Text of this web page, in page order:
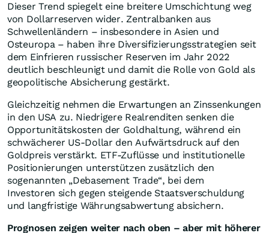
Dieser Trend spiegelt eine breitere Umschichtung weg
von Dollarreserven wider. Zentralbanken aus
Schwellenländern – insbesondere in Asien und
Osteuropa – haben ihre Diversifizierungsstrategien seit
dem Einfrieren russischer Reserven im Jahr 2022
deutlich beschleunigt und damit die Rolle von Gold als
geopolitische Absicherung gestärkt.
Gleichzeitig nehmen die Erwartungen an Zinssenkungen
in den USA zu. Niedrigere Realrenditen senken die
Opportunitätskosten der Goldhaltung, während ein
schwächerer US-Dollar den Aufwärtsdruck auf den
Goldpreis verstärkt. ETF-Zuflüsse und institutionelle
Positionierungen unterstützen zusätzlich den
sogenannten „Debasement Trade“, bei dem
Investoren sich gegen steigende Staatsverschuldung
und langfristige Währungsabwertung absichern.
Prognosen zeigen weiter nach oben – aber mit höherer